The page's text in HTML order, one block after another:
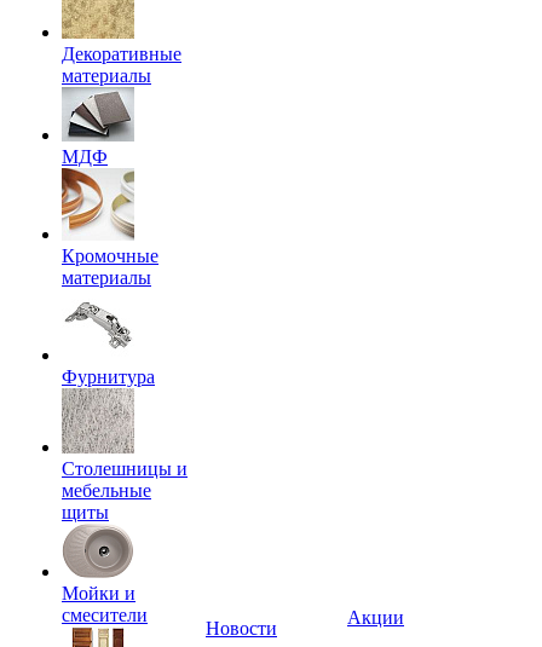
Декоративные
материалы
МДФ
Кромочные
материалы
Фурнитура
Столешницы и
мебельные
щиты
Мойки и
смесители
Новости
Акции